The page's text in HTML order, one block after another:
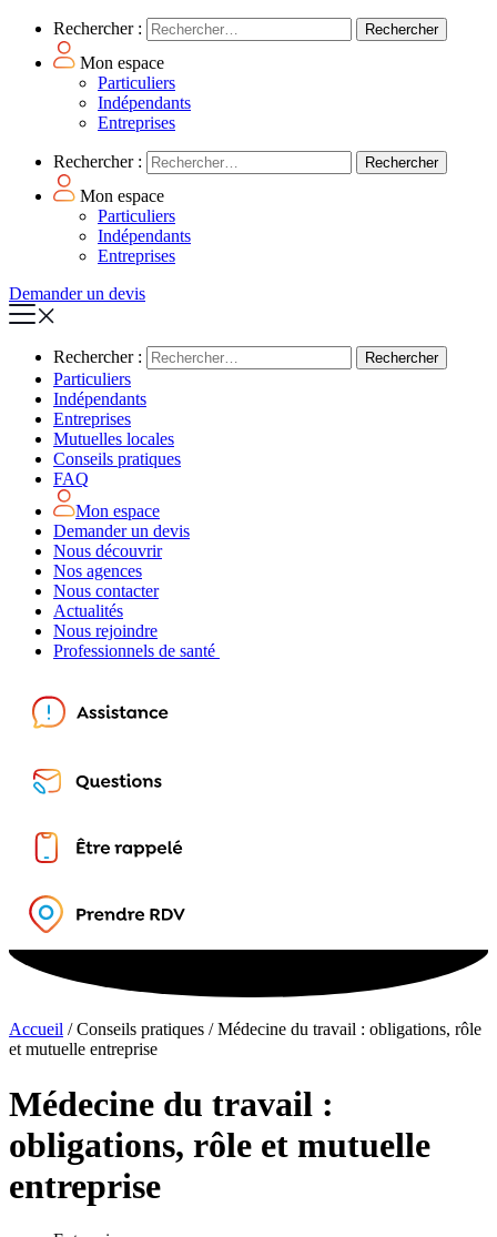
Rechercher :
Mon espace
Particuliers
Indépendants
Entreprises
Rechercher :
Mon espace
Particuliers
Indépendants
Entreprises
Demander un devis
Rechercher :
Particuliers
Indépendants
Entreprises
Mutuelles locales
Conseils pratiques
FAQ
Mon espace
Demander un devis
Nous découvrir
Nos agences
Nous contacter
Actualités
Nous rejoindre
Professionnels de santé
Accueil /Conseils pratiques /Médecine du travail : obligations, rôle
et mutuelle entreprise
Médecine du travail :
obligations, rôle et mutuelle
entreprise